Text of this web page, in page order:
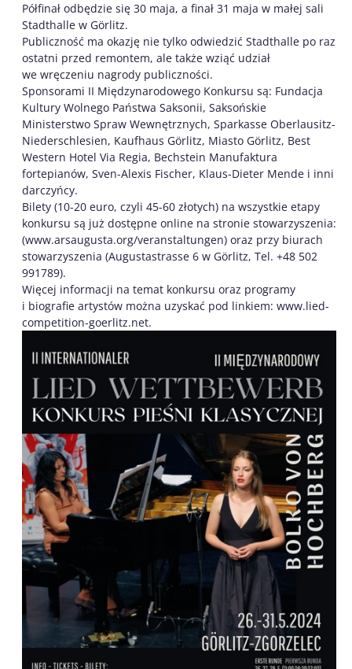
Półfinał odbędzie się 30 maja, a finał 31 maja w małej sali
Stadthalle w Görlitz.
Publiczność ma okazję nie tylko odwiedzić Stadthalle po raz
ostatni przed remontem, ale także wziąć udział
we wręczeniu nagrody publiczności.
Sponsorami II Międzynarodowego Konkursu są: Fundacja
Kultury Wolnego Państwa Saksonii, Saksońskie
Ministerstwo Spraw Wewnętrznych, Sparkasse Oberlausitz-
Niederschlesien, Kaufhaus Görlitz, Miasto Görlitz, Best
Western Hotel Via Regia, Bechstein Manufaktura
fortepianów, Sven-Alexis Fischer, Klaus-Dieter Mende i inni
darczyńcy.
Bilety (10-20 euro, czyli 45-60 złotych) na wszystkie etapy
konkursu są już dostępne online na stronie stowarzyszenia:
(www.arsaugusta.org/veranstaltungen) oraz przy biurach
stowarzyszenia (Augustastrasse 6 w Görlitz, Tel. +48 502
991789).
Więcej informacji na temat konkursu oraz programy
i biografie artystów można uzyskać pod linkiem: www.lied-
competition-goerlitz.net.